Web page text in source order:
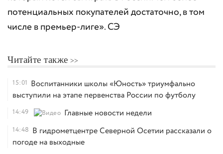
потенциальных покупателей достаточно, в том
числе в премьер-лиге». CЭ
Читайте также
15:01 Воспитанники школы «Юность» триумфально
выступили на этапе первенства России по футболу
14:49 Главные новости недели
14:48 В гидрометцентре Северной Осетии рассказали о
погоде на выходные